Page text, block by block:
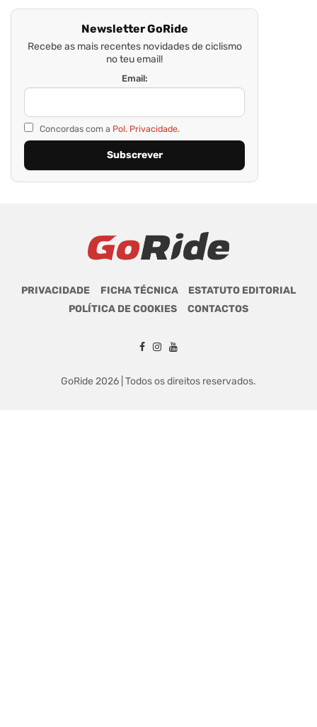
Newsletter GoRide
Recebe as mais recentes novidades de ciclismo
no teu email!
Email:
Concordas com a Pol. Privacidade.
PRIVACIDADE FICHA TÉCNICA
ESTATUTO EDITORIAL
POLÍTICA DE COOKIES
CONTACTOS
GoRide 2026 | Todos os direitos reservados.